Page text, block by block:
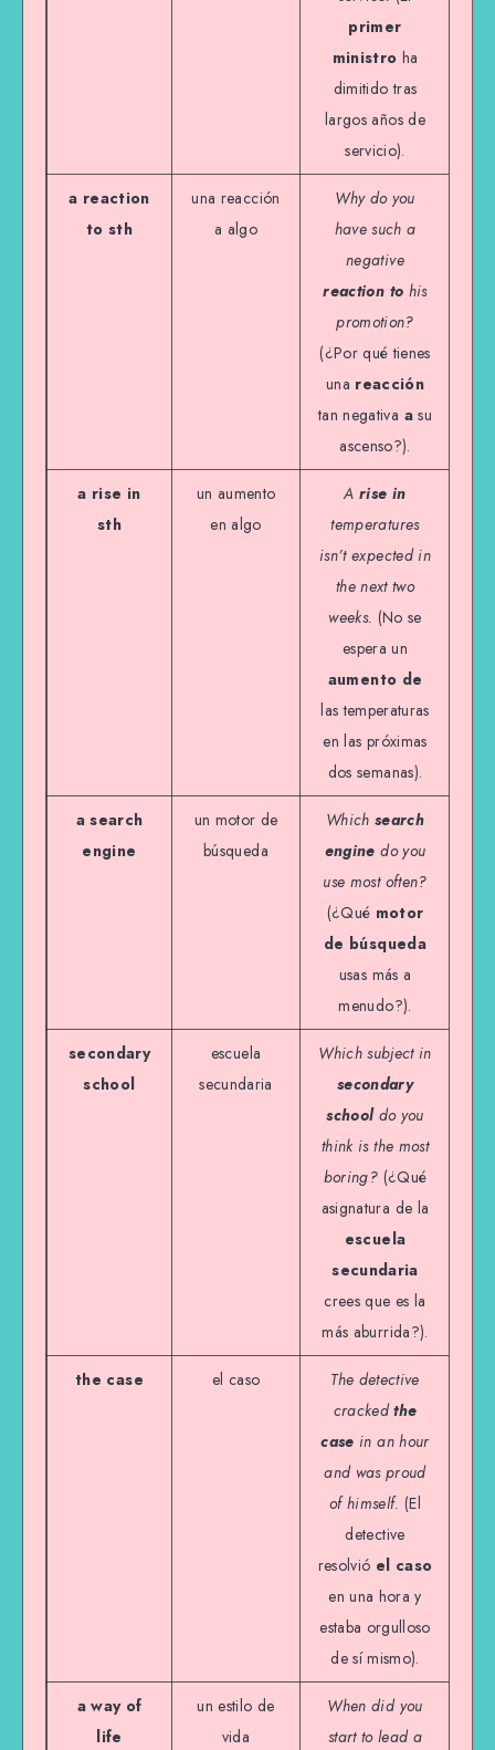
primer
ministro ha
dimitido tras
largos años de
servicio).
a reaction
to sth
una reacción
a algo
Why do you
have such a
negative
reaction to his
promotion?
(¿Por qué tienes
una reacción
tan negativa asu
ascenso?).
a rise in
sth
un aumento
en algo
Arise in
temperatures
isn’t expected in
the next two
weeks. (No se
espera un
aumento de
las temperaturas
en las próximas
dos semanas).
a search
engine
un motor de
búsqueda
Which search
engine do you
use most often?
(¿Qué motor
de búsqueda
usas más a
menudo?).
secondary
school
escuela
secundaria
Which subject in
secondary
schooldo you
think is the most
boring? (¿Qué
asignatura de la
escuela
secundaria
crees que es la
más aburrida?).
the case el caso
The detective
crackedthe
case in an hour
and was proud
of himself. (El
detective
resolvió el caso
en una hora y
estaba orgulloso
de sí mismo).
a way of
life
un estilo de
vida
When did you
start to lead a